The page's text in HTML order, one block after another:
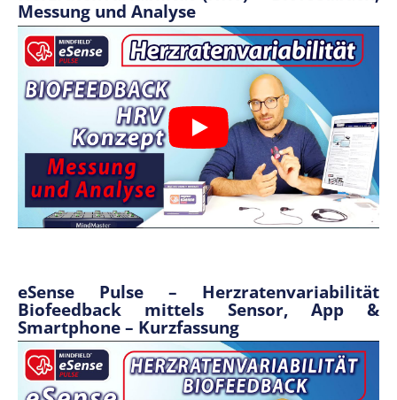
Messung und Analyse
eSense Pulse – Herzratenvariabilität
Biofeedback mittels Sensor, App &
Smartphone – Kurzfassung